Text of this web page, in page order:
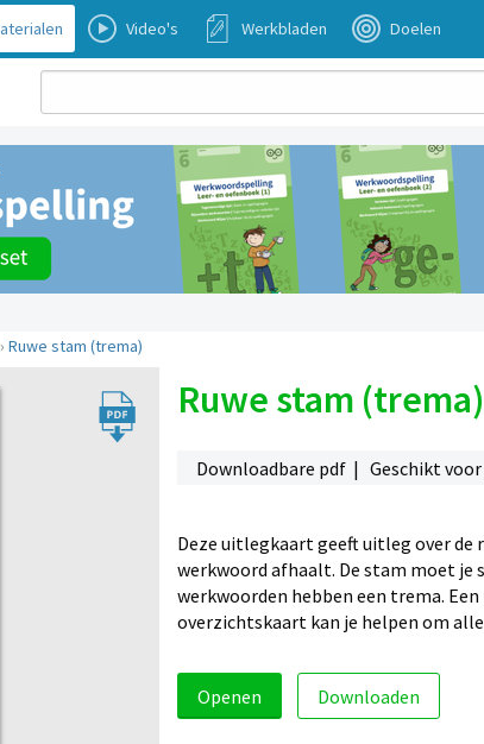
Video's Werkbladen Doelen
› Ruwe stam (trema)
Ruwe stam (trema)
Downloadbare pdf | Geschikt voor
Deze uitlegkaart geeft uitleg over de
werkwoord afhaalt. De stam moet je
werkwoorden hebben een trema.
overzichtskaart kan je helpen om
Openen Downloaden